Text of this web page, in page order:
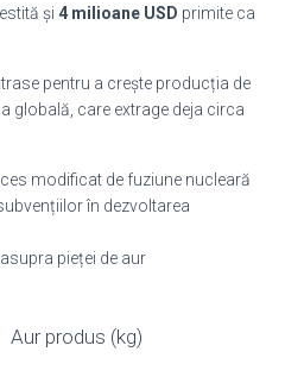
și 4 milioane USD primite ca
pentru a crește producția de
globală, care extrage deja circa
modificat de fuziune nucleară
în dezvoltarea
pieței de aur
Aur produs (kg)